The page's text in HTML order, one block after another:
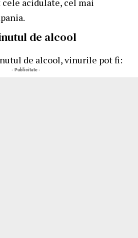
cele acidulate, cel mai
de alcool
de alcool, vinurile pot fi:
- Publicitate -